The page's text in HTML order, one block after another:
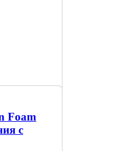
Foam
с